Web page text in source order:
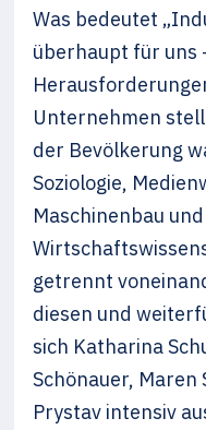
Was bedeutet
überhaupt für uns
Unternehmen
der Bevölkerung
Soziologie,
Maschinenbau und
getrennt
diesen und
sich Katharina
Schönauer, Maren
Prystav intensiv